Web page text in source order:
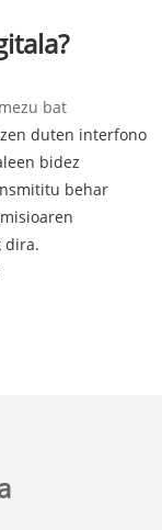
bat
duten interfono
bidez
behar
dira.